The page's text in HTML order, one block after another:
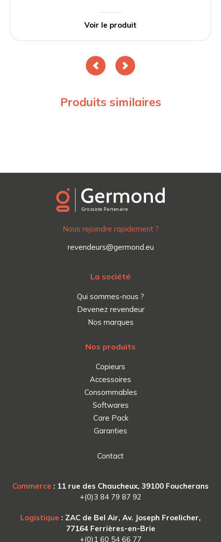
Voir le produit
Produits similaires
Nous rejoindre rapidement ?
revendeurs@germond.eu
La société
Qui sommes-nous ?
Devenez revendeur
Nos marques
Nos produits
Copieurs
Accessoires
Consommables
Softwares
Care Pack
Garanties
Contact
Commerce : 11 rue des Chaucheux, 39100 Foucherans
+(0)3 84 79 87 92
Logistique : ZAC de Bel Air, Av. Joseph Froelicher,
77164 Ferrières-en-Brie
+(0)1 60 54 66 77